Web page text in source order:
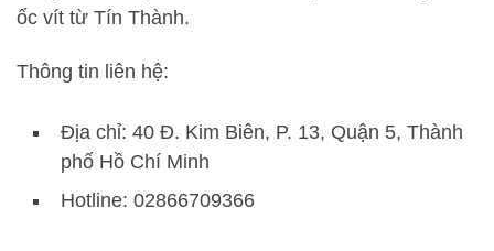
ốc vít từ Tín Thành.
Thông tin liên hệ:
Địa chỉ: 40 Đ. Kim Biên, P. 13, Quận 5, Thành
phố Hồ Chí Minh
Hotline: 02866709366